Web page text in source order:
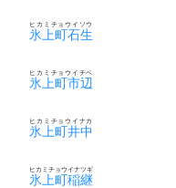
氷上町石生
ヒカミチョウイソウ
氷上町市辺
ヒカミチョウイチベ
氷上町井中
ヒカミチョウイナカ
氷上町稲継
ヒカミチョウイナツギ